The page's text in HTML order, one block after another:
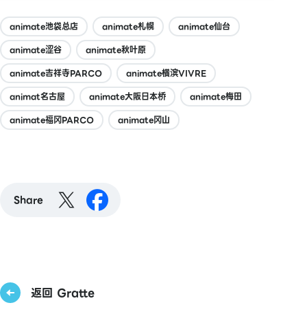
animate池袋总店 animate札幌
animate仙台
animate涩谷
animate秋叶原
animate吉祥寺PARCO
animate横滨VIVRE
animat名古屋
animate大阪日本桥
animate梅田
animate福冈PARCO
animate冈山
Share
返回 Gratte